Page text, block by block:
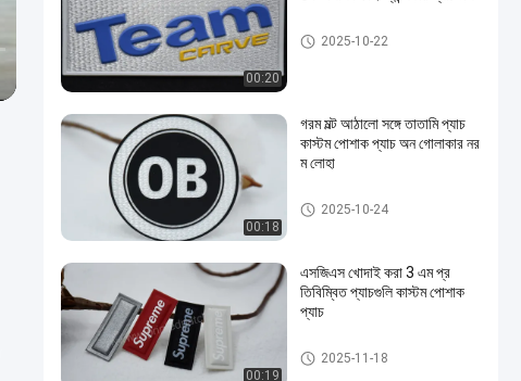
00:20
কাস্টম পোশাক প্যাচ
2025-10-22
00:18
গরম মল্ট আঠালো সঙ্গে তাতামি প্যাচ
কাস্টম পোশাক প্যাচ অন গোলাকার নর
ম লোহা
কাস্টম পোশাক প্যাচ
2025-10-24
00:19
এসজিএস খোদাই করা 3 এম প্র
তিবিম্বিত প্যাচগুলি কাস্টম পোশাক
প্যাচ
কাস্টম পোশাক প্যাচ
2025-11-18